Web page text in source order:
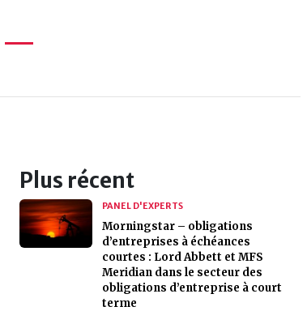
Plus récent
PANEL D'EXPERTS
Morningstar – obligations
d’entreprises à échéances
courtes : Lord Abbett et MFS
Meridian dans le secteur des
obligations d’entreprise à court
terme